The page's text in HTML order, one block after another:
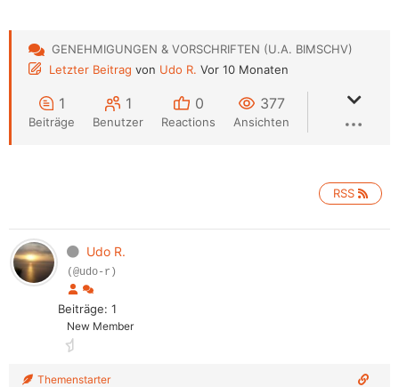
GENEHMIGUNGEN & VORSCHRIFTEN (U.A. BIMSCHV)
Letzter Beitrag von Udo R. Vor 10 Monaten
1
Beiträge
1
Benutzer
0
Reactions
377
Ansichten
RSS
Udo R.
(@udo-r)
Beiträge: 1
New Member
Themenstarter